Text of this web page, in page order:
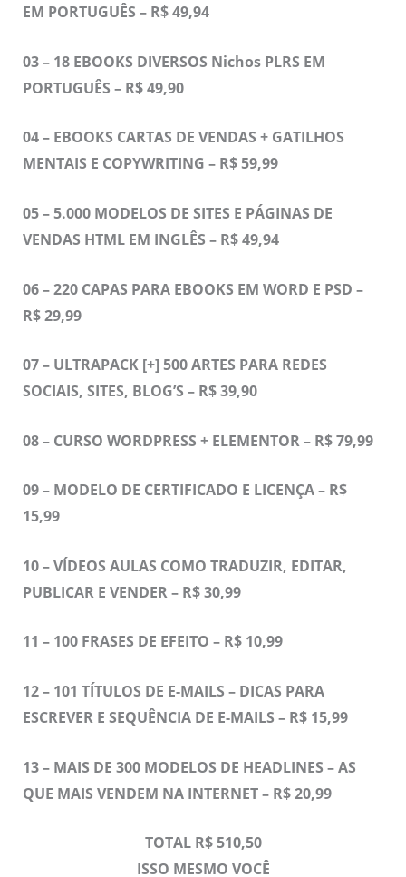
EM PORTUGUÊS – R$ 49,94
03 – 18 EBOOKS DIVERSOS Nichos PLRS EM
PORTUGUÊS – R$ 49,90
04 – EBOOKS CARTAS DE VENDAS + GATILHOS
MENTAIS E COPYWRITING – R$ 59,99
05 – 5.000 MODELOS DE SITES E PÁGINAS DE
VENDAS HTML EM INGLÊS – R$ 49,94
06 – 220 CAPAS PARA EBOOKS EM WORD E PSD –
R$ 29,99
07 – ULTRAPACK [+] 500 ARTES PARA REDES
SOCIAIS, SITES, BLOG’S – R$ 39,90
08 – CURSO WORDPRESS + ELEMENTOR – R$ 79,99
09 – MODELO DE CERTIFICADO E LICENÇA – R$
15,99
10 – VÍDEOS AULAS COMO TRADUZIR, EDITAR,
PUBLICAR E VENDER – R$ 30,99
11 – 100 FRASES DE EFEITO – R$ 10,99
12 – 101 TÍTULOS DE E-MAILS – DICAS PARA
ESCREVER E SEQUÊNCIA DE E-MAILS – R$ 15,99
13 – MAIS DE 300 MODELOS DE HEADLINES – AS
QUE MAIS VENDEM NA INTERNET – R$ 20,99
TOTAL R$ 510,50
ISSO MESMO VOCÊ